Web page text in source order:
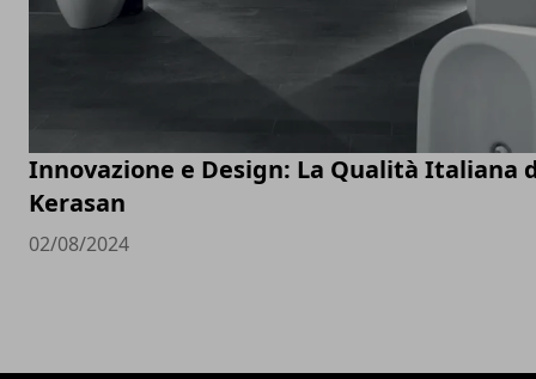
Innovazione e Design: La Qualità Italiana
Kerasan
02/08/2024